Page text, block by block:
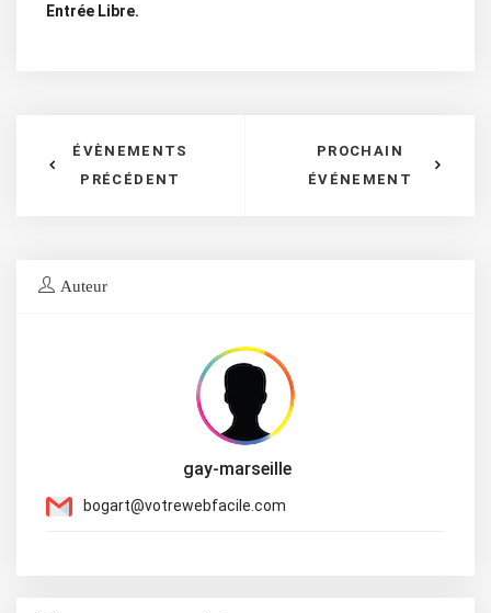
Entrée Libre.
ÉVÈNEMENTS
PRÉCÉDENT
PROCHAIN
ÉVÉNEMENT
Auteur
gay-marseille
bogart@votrewebfacile.com